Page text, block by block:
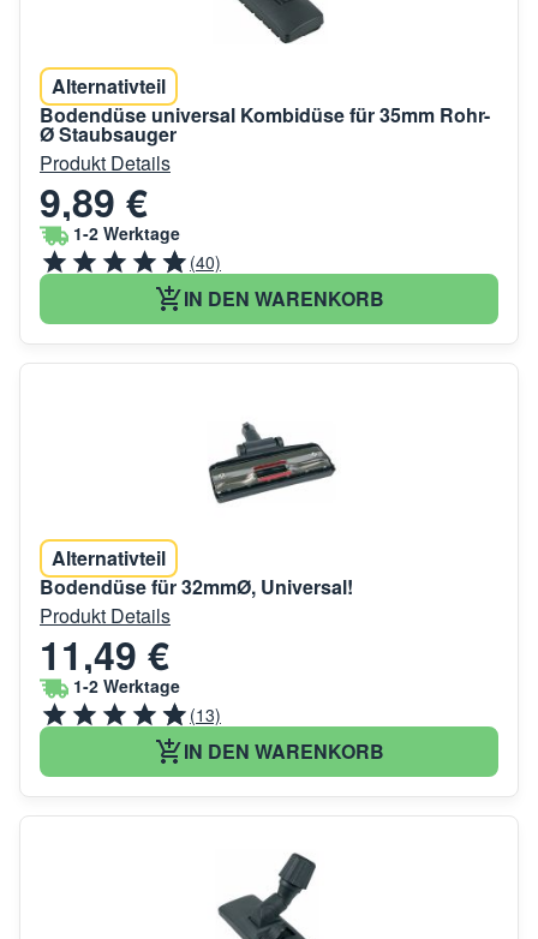
Alternativteil
Bodendüse universal Kombidüse für 35mm Rohr-
Ø Staubsauger
Produkt Details
9,89 €
1-2 Werktage
(40)
IN DEN WARENKORB
Alternativteil
Bodendüse für 32mmØ, Universal!
Produkt Details
11,49 €
1-2 Werktage
(13)
IN DEN WARENKORB